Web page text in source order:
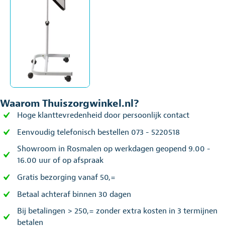
Waarom Thuiszorgwinkel.nl?
Hoge klanttevredenheid door persoonlijk contact
Eenvoudig telefonisch bestellen 073 - 5220518
Showroom in Rosmalen op werkdagen geopend 9.00 -
16.00 uur of op afspraak
Gratis bezorging vanaf 50,=
Betaal achteraf binnen 30 dagen
Bij betalingen > 250,= zonder extra kosten in 3 termijnen
betalen